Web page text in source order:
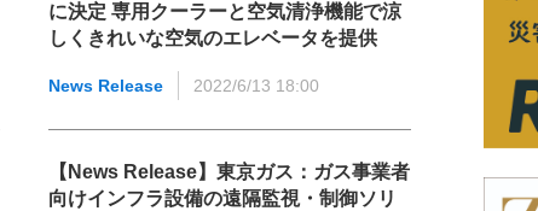
に決定 専用クーラーと空気清浄機能で涼
しくきれいな空気のエレベータを提供
News Release 2022/6/13 18:00
【News Release】東京ガス：ガス事業者
向けインフラ設備の遠隔監視・制御ソリ